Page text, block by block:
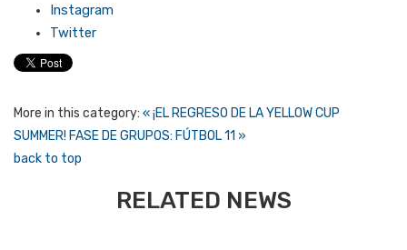
Instagram
Twitter
More in this category: « ¡EL REGRESO DE LA YELLOW CUP
SUMMER! FASE DE GRUPOS: FÚTBOL 11 »
back to top
RELATED NEWS